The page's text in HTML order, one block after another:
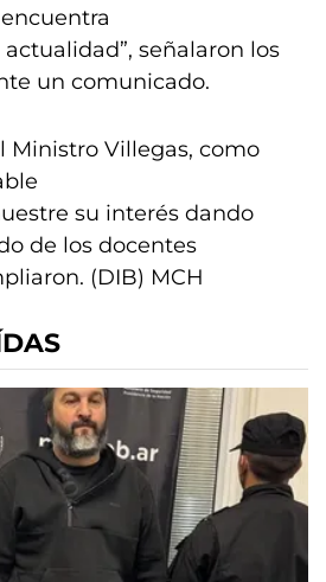
señalaron los
un comunicado.
Ministro Villegas, como
su interés dando
de los docentes
(DIB) MCH